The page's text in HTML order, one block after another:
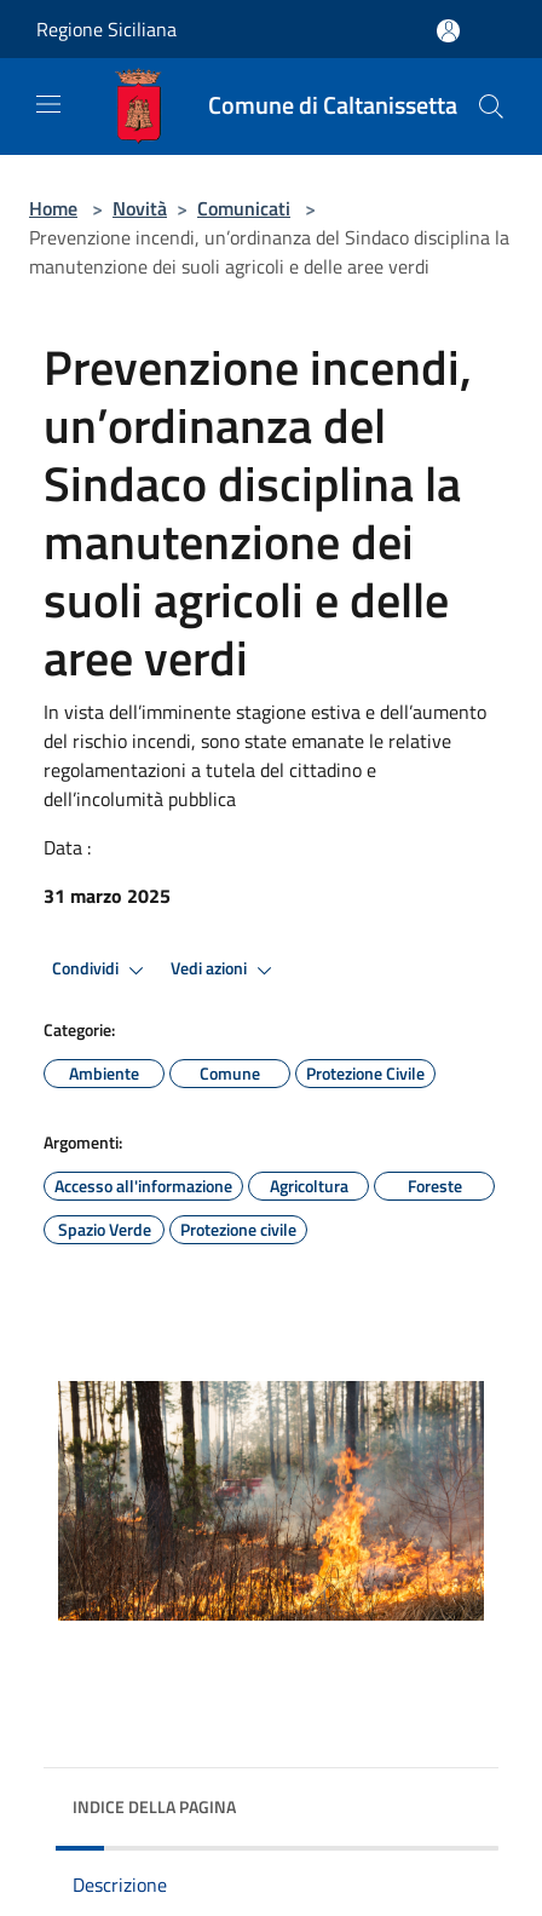
Regione Siciliana
Comune di Caltanissetta
Home > Novità > Comunicati >
Prevenzione incendi, un’ordinanza del Sindaco disciplina la
manutenzione dei suoli agricoli e delle aree verdi
Prevenzione incendi,
un’ordinanza del
Sindaco disciplina la
manutenzione dei
suoli agricoli e delle
aree verdi
In vista dell’imminente stagione estiva e dell’aumento
del rischio incendi, sono state emanate le relative
regolamentazioni a tutela del cittadino e
dell’incolumità pubblica
Data :
31 marzo 2025
Condividi Vedi azioni
Categorie:
Ambiente
Comune Protezione Civile
Argomenti:
Accesso all'informazione
Agricoltura
Foreste
Spazio Verde
Protezione civile
INDICE DELLA PAGINA
Descrizione